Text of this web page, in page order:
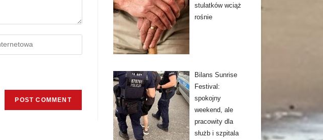
stulatków wciąż
rośnie
Bilans Sunrise
Festival:
spokojny
weekend, ale
pracowity dla
służb i szpitala